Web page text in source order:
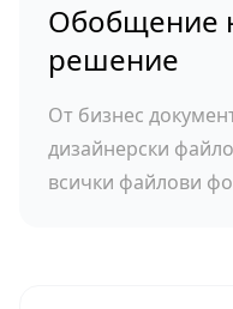
Обобщение
решение
От бизнес
дизайнерски
всички файлови